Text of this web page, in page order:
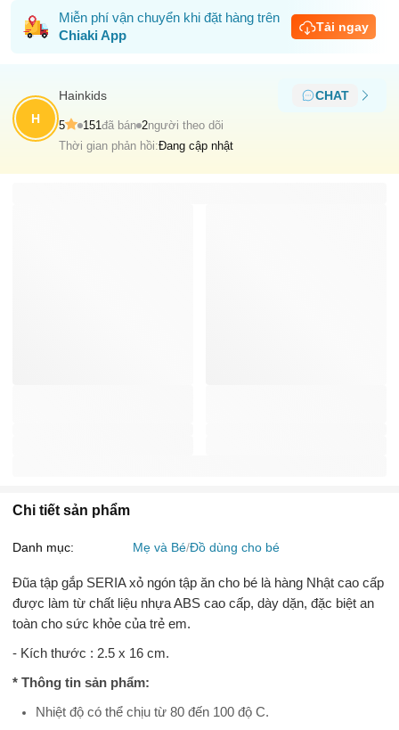
Miễn phí vận chuyển khi đặt hàng trên
Chiaki App
Tải ngay
H
Hainkids CHAT
5 151đã bán 2người theo dõi
Thời gian phản hồi:Đang cập nhật
Chi tiết sản phẩm
Danh mục: Mẹ và Bé Đồ dùng cho bé
Đũa tập gắp SERIA xỏ ngón tập ăn cho bé là hàng Nhật cao cấp
được làm từ chất liệu nhựa ABS cao cấp, dày dặn, đặc biệt an
toàn cho sức khỏe của trẻ em.
- Kích thước : 2.5 x 16 cm.
* Thông tin sản phẩm:
Nhiệt độ có thể chịu từ 80 đến 100 độ C.